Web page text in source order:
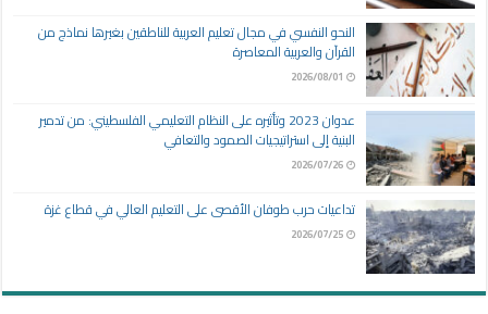
النحو النفسي في مجال تعليم العربية للناطقين بغيرها نماذج من
القرآن والعربية المعاصرة
2026/08/01
عدوان 2023 وتأثيره على النظام التعليمي الفلسطيني: من تدمير
البنية إلى استراتيجيات الصمود والتعافي
2026/07/26
تداعيات حرب طوفان الأقصى على التعليم العالي في قطاع غزة
2026/07/25